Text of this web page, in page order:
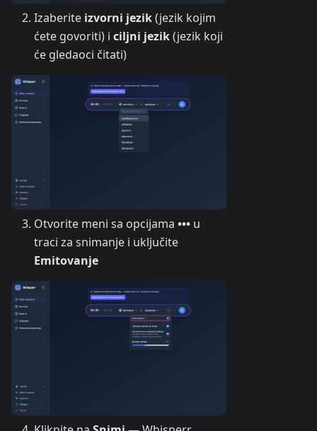
Izaberite izvorni jezik(jezik kojim
ćete govoriti) i ciljni jezik(jezik koji
će gledaoci čitati)
Otvorite meni sa opcijama ••• u
traci za snimanje i uključite
Emitovanje